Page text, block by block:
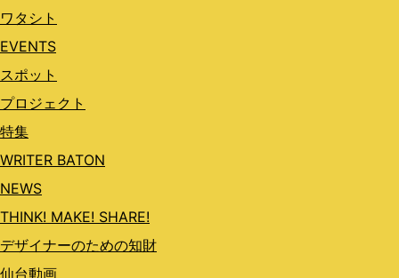
ワタシト
EVENTS
スポット
プロジェクト
特集
WRITER BATON
NEWS
THINK! MAKE! SHARE!
デザイナーのための知財
仙台動画